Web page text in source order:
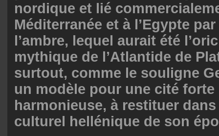
nordique et lié
Méditerranée et à l’Egypte
l’ambre, lequel aurait été
mythique de l’Atlantide de
surtout, comme le souligne
un modèle pour une cité forte
harmonieuse, à restituer dans
culturel hellénique de son